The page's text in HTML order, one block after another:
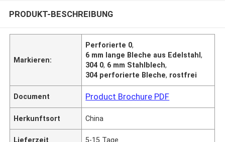
PRODUKT-BESCHREIBUNG
Markieren:
Perforierte 0,
6 mm lange Bleche aus Edelstahl,
304 0, 6 mm Stahlblech,
304 perforierte Bleche, rostfrei
Document Product Brochure PDF
Herkunftsort China
Lieferzeit 5-15 Tage